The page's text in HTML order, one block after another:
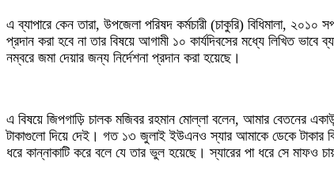
এ ব্যাপারে কেন তারা, উপজেলা পরিষদ কর্মচারী (চাকুরি) বিধিমালা,
প্রদান করা হবে না তার বিষয়ে আগামী ১০ কার্যদিবসের মধ্যে লিখিত
নম্বরে জমা দেয়ার জন্য নির্দেশনা প্রদান করা হয়েছে।
এ বিষয়ে জিপগাড়ি চালক মজিবর রহমান মোল্লা বলেন, আমার বেতনের
টাকাগুলো দিয়ে দেই। গত ১৩ জুলাই ইউএনও স্যার আমাকে ডেকে টাকার
ধরে কান্নাকাটি করে বলে যে তার ভুল হয়েছে। স্যারের পা ধরে সে মাফও